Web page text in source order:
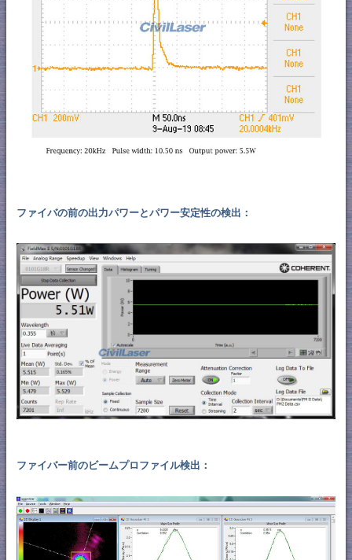
ファイバの前の出力パワーとパワー安定性の検出：
ファイバー前のビームプロファイル検出：